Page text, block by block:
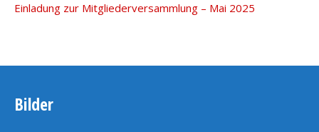
Einladung zur Mitgliederversammlung – Mai 2025
Bilder